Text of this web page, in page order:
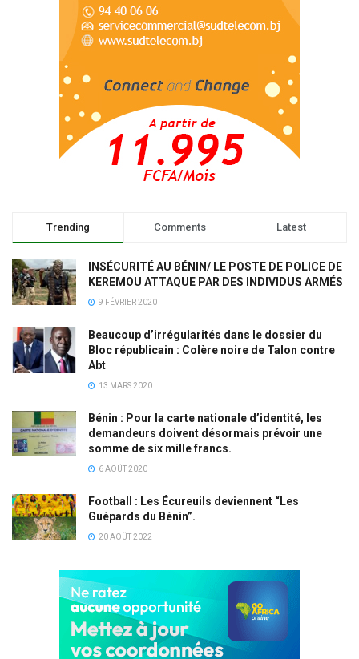
Trending Comments Latest
INSÉCURITÉ AU BÉNIN/ LE POSTE DE POLICE DE
KEREMOU ATTAQUE PAR DES INDIVIDUS ARMÉS
9 FÉVRIER 2020
Beaucoup d’irrégularités dans le dossier du
Bloc républicain : Colère noire de Talon contre
Abt
13 MARS 2020
Bénin : Pour la carte nationale d’identité, les
demandeurs doivent désormais prévoir une
somme de six mille francs.
6 AOÛT 2020
Football : Les Écureuils deviennent “Les
Guépards du Bénin”.
20 AOÛT 2022